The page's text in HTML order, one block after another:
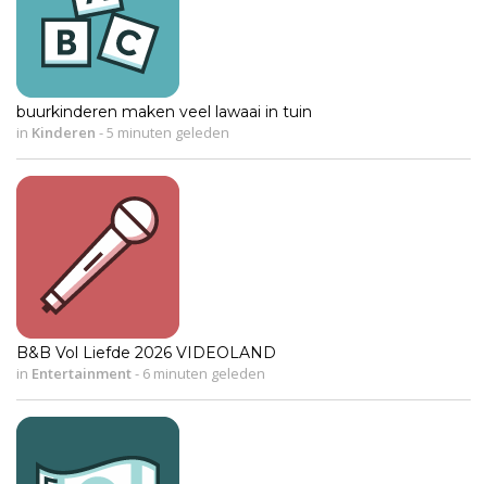
buurkinderen maken veel lawaai in tuin
in Kinderen -5 minuten geleden
B&B Vol Liefde 2026 VIDEOLAND
in Entertainment- 6 minuten geleden